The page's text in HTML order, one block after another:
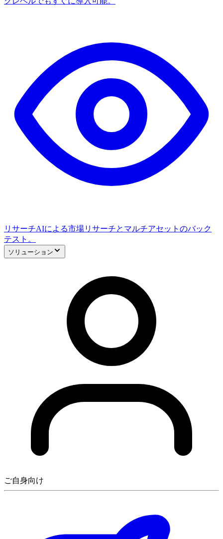
リサーチAIによる市場リサーチとマルチアセットのバック
テスト。
ソリューション
ご自身向け